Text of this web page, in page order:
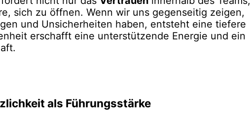
sich zu öffnen. Wenn wir uns gegenseitig zeigen,
und Unsicherheiten haben, entsteht eine tiefere
erschafft eine unterstützende Energie und ein
als Führungsstärke